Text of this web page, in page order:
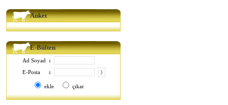
Anket
E-Bülten
Ad Soyad
:
E-Posta
:
ekle çıkar